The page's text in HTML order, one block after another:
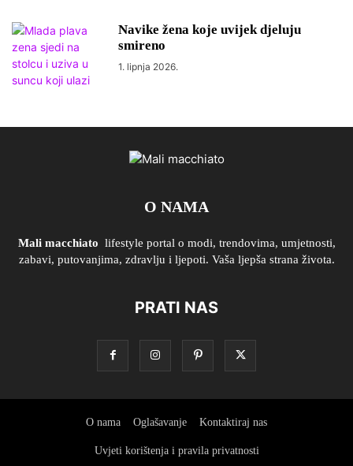
Navike žena koje uvijek djeluju
smireno
1. lipnja 2026.
O NAMA
Mali macchiato lifestyle portal o modi, trendovima, umjetnosti,
zabavi, putovanjima, zdravlju i ljepoti. Vaša ljepša strana života.
PRATI NAS
O nama Oglašavanje Kontaktiraj nas
Uvjeti korištenja i pravila privatnosti